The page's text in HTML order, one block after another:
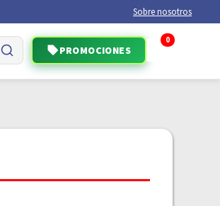
Sobre nosotros
PROMOCIONES
0